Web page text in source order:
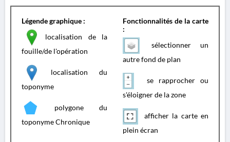
Légende graphique :
localisation de la
fouille/de l'opération
localisation du
toponyme
polygone du
toponyme Chronique
Fonctionnalités de la carte
:
sélectionner un
autre fond de plan
se rapprocher ou
s'éloigner de la zone
afficher la carte en
plein écran